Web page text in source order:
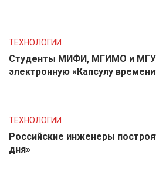
ТЕХНОЛОГИИ
Студенты МИФИ, МГИМО и МГУ
электронную «Капсулу
ТЕХНОЛОГИИ
Российские инженеры
дня»